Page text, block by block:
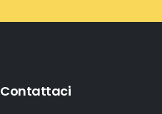
Contattaci